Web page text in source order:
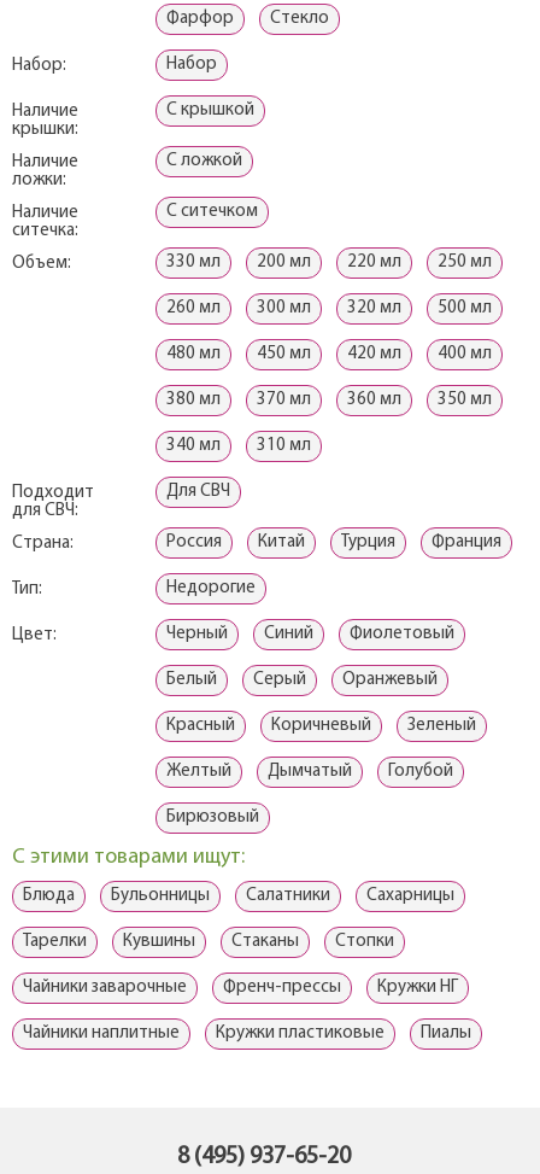
Фарфор Стекло
Набор: Набор
Наличие
крышки:
С крышкой
Наличие
ложки:
С ложкой
Наличие
ситечка:
С ситечком
Объем: 330 мл 200 мл 220 мл 250 мл
260 мл 300 мл 320 мл 500 мл
480 мл 450 мл 420 мл 400 мл
380 мл 370 мл 360 мл 350 мл
340 мл 310 мл
Подходит
для СВЧ:
Для СВЧ
Страна: Россия Китай Турция Франция
Тип: Недорогие
Цвет: Черный Синий Фиолетовый
Белый Серый Оранжевый
Красный Коричневый Зеленый
Желтый Дымчатый Голубой
Бирюзовый
С этими товарами ищут:
Блюда Бульонницы Салатники Сахарницы
Тарелки Кувшины Стаканы Стопки
Чайники заварочные Френч-прессы Кружки НГ
Чайники наплитные Кружки пластиковые Пиалы
8 (495) 937-65-20